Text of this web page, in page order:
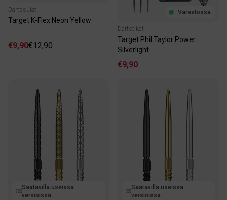
Dartssulat
Target K-Flex Neon Yellow
€9,90€12,90
Varastossa
Dartstikat
Target Phil Taylor Power
Silverlight
€9,90
Saatavilla useissa
versioissa
Saatavilla useissa
versioissa